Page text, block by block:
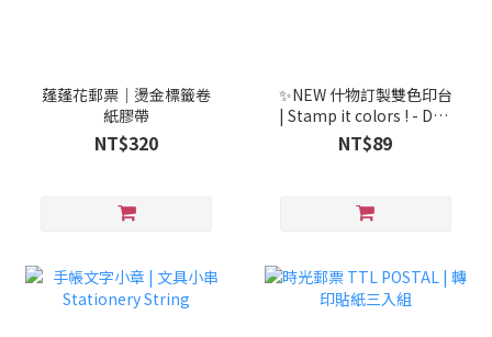
蓬蓬花郵票｜燙金標籤卷
紙膠帶
NT$320
✨NEW 什物訂製雙色印台
| Stamp it colors ! - Duo
Series
NT$89